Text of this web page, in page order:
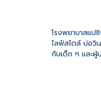
โรงพยาบาลแป
ไลฟ์สไตล์ บ่อวิ
กับเด็ก ๆ และผู้